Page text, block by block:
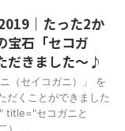
｜たった2か
宝石「セコガ
だきました～♪
（セイコガニ）」 を
だくことができました
title="セコガニと